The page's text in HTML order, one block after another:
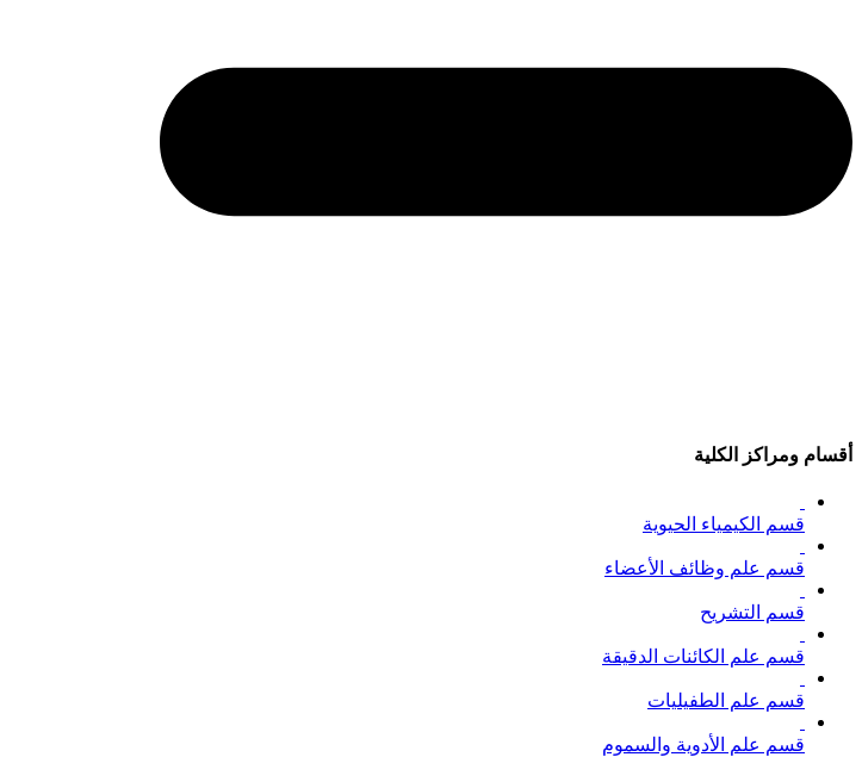
أقسام ومراكز الكلية
قسم الكيمياء الحيوية
قسم علم وظائف الأعضاء
قسم التشريح
قسم علم الكائنات الدقيقة
قسم علم الطفيليات
قسم علم الأدوية والسموم